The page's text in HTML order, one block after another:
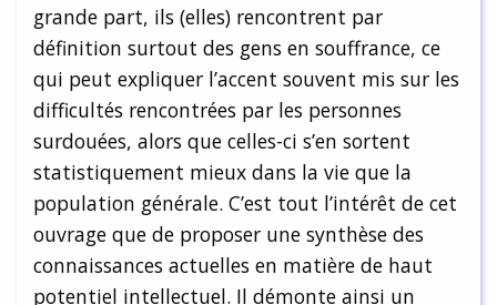
grande part, ils (elles) rencontrent par
définition surtout des gens en souffrance, ce
qui peut expliquer l’accent souvent mis sur les
difficultés rencontrées par les personnes
surdouées, alors que celles-ci s’en sortent
statistiquement mieux dans la vie que la
population générale. C’est tout l’intérêt de cet
ouvrage que de proposer une synthèse des
connaissances actuelles en matière de haut
potentiel intellectuel. Il démonte ainsi un